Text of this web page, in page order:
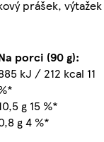
prášek, výtažek
porci (90 g):
kJ / 212 kcal 11
g 15 %*
g 4 %*